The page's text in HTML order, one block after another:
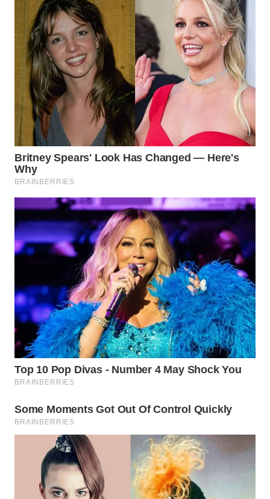
TIMUR
WN
SEMARANG
WN
SOLO
WN
BOROBUDUR
WN
MADURA
WN
SURABAYA
WN
BINTAN
WN
LIKUPANG
LABUANBAJO
WN
BORNEO